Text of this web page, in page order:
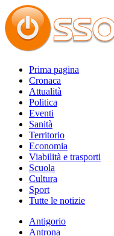
Prima pagina
Cronaca
Attualità
Politica
Eventi
Sanità
Territorio
Economia
Viabilità e trasporti
Scuola
Cultura
Sport
Tutte le notizie
Antigorio
Antrona